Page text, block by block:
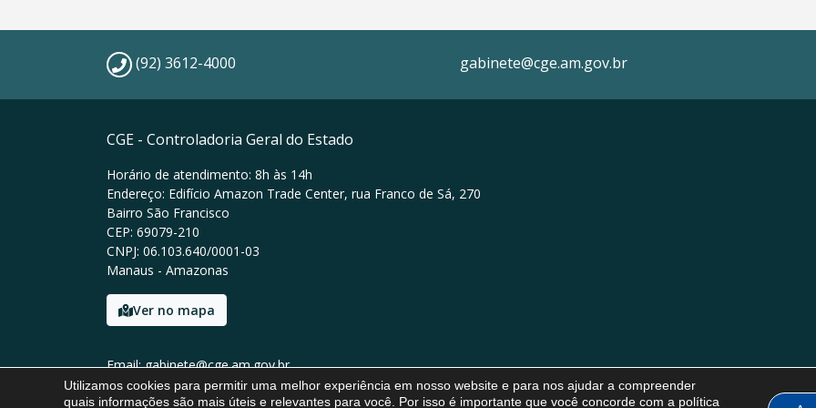
(92) 3612-4000 gabinete@cge.am.gov.br
CGE - Controladoria Geral do Estado
Horário de atendimento: 8h às 14h
Endereço: Edifício Amazon Trade Center, rua Franco de Sá, 270
Bairro São Francisco
CEP: 69079-210
CNPJ: 06.103.640/0001-03
Manaus - Amazonas
Ver no mapa
Email: gabinete@cge.am.gov.br
Tel: (92) 3612-4000
Utilizamos cookies para permitir uma melhor experiência em nosso website e para nos ajudar a compreender
quais informações são mais úteis e relevantes para você. Por isso é importante que você concorde com a política